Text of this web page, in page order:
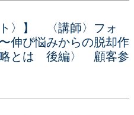
〉】 〈講師〉フォ
伸び悩みからの脱却作
略とは 後編〉 顧客参